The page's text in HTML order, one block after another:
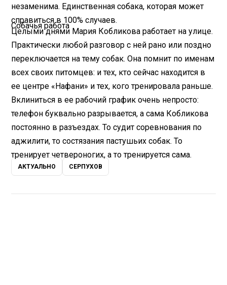
незаменима. Единственная собака, которая может
справиться в 100% случаев.
Собачья работа
Целыми днями Мария Кобликова работает на улице.
Практически любой разговор с ней рано или поздно
переключается на тему собак. Она помнит по именам
всех своих питомцев: и тех, кто сейчас находится в
ее центре «Нафани» и тех, кого тренировала раньше.
Вклиниться в ее рабочий график очень непросто:
телефон буквально разрывается, а сама Кобликова
постоянно в разъездах. То судит соревнования по
аджилити, то состязания пастушьих собак. То
тренирует четвероногих, а то тренируется сама.
АКТУАЛЬНО СЕРПУХОВ